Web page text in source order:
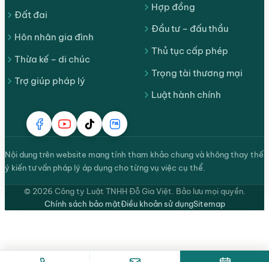
Đất đai
Hôn nhân gia đình
Thừa kế – di chúc
Trợ giúp pháp lý
Hợp đồng
Đầu tư – đấu thầu
Thủ tục cấp phép
Trọng tài thương mại
Luật hành chính
Nội dung trên website mang tính tham khảo chung và không thay thế
ý kiến tư vấn pháp lý áp dụng cho từng vụ việc cụ thể.
© 2026 Công ty Luật TNHH Đỗ Gia Việt. Bảo lưu mọi quyền.
Chính sách bảo mậtĐiều khoản sử dụngSitemap